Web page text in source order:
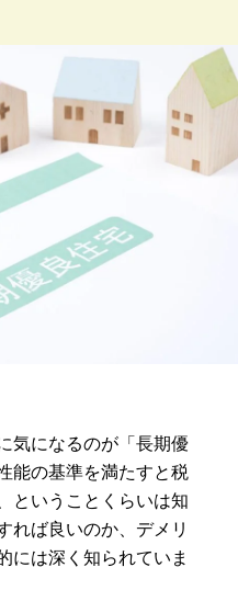
気になるのが「長期優
能の基準を満たすと税
ということくらいは知
れば良いのか、デメリ
には深く知られていま